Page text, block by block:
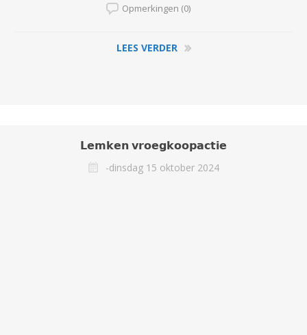
Opmerkingen (0)
LEES VERDER
𝗟𝗲𝗺𝗸𝗲𝗻 𝘃𝗿𝗼𝗲𝗴𝗸𝗼𝗼𝗽𝗮𝗰𝘁𝗶𝗲
-dinsdag 15 oktober 2024